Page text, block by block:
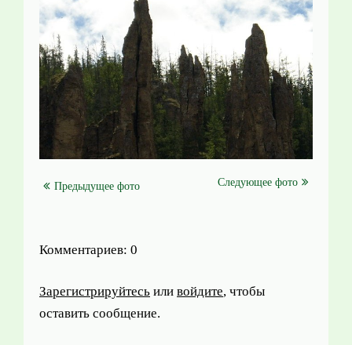
Предыдущее фото Следующее фото
Комментариев: 0
Зарегистрируйтесь или войдите, чтобы
оставить сообщение.